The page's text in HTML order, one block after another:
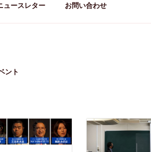
ュースレター お問い合わせ
ント